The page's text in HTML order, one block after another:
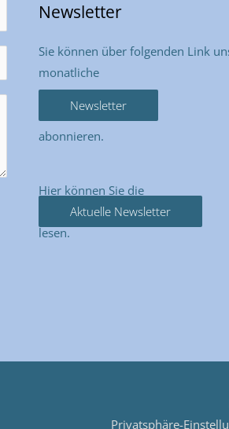
Newsletter
Sie können über folgenden Link
monatliche
Newsletter
abonnieren.
Hier können Sie die
Aktuelle Newsletter
lesen.
Privatsphäre-